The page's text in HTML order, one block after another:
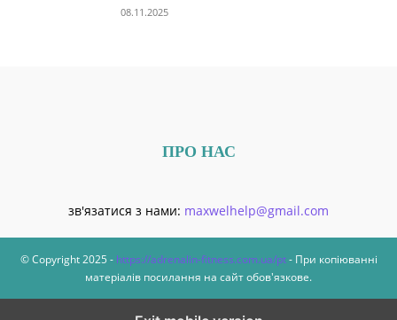
08.11.2025
ПРО НАС
зв'язатися з нами: maxwelhelp@gmail.com
© Copyright 2025 - https://adrenalin-fitness.com.ua/pt- При копіюванні
матеріалів посилання на сайт обов'язкове.